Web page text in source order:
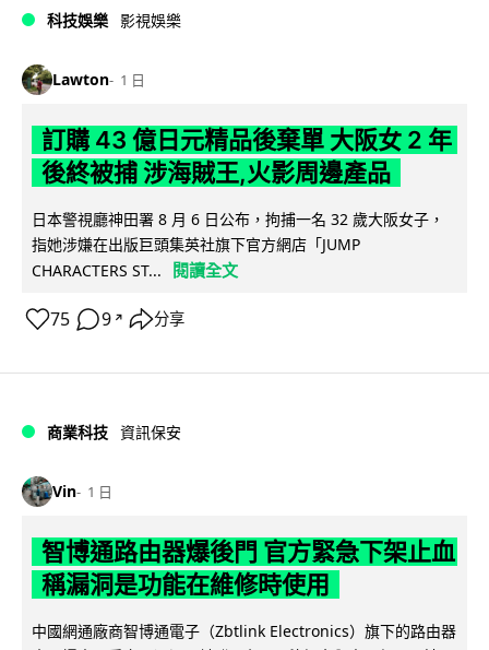
科技娛樂 影視娛樂
Lawton 1 日
訂購 43 億日元精品後棄單 大阪女 2 年
後終被捕 涉海賊王,火影周邊產品
日本警視廳神田署 8 月 6 日公布，拘捕一名 32 歲大阪女子，
指她涉嫌在出版巨頭集英社旗下官方網店「JUMP
CHARACTERS ST...
閱讀全文
75 9 ↗ 分享
商業科技 資訊保安
Vin 1 日
智博通路由器爆後門 官方緊急下架止血
稱漏洞是功能在維修時使用
中國網通廠商智博通電子（Zbtlink Electronics）旗下的路由器